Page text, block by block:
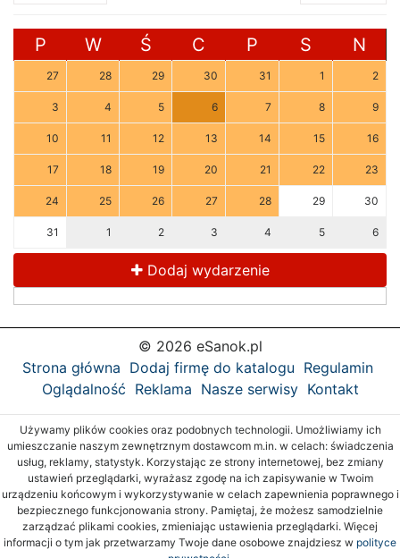
P W Ś C P S N
27 28 29 30 31 1 2
3 4 5 6 7 8 9
10 11 12 13 14 15 16
17 18 19 20 21 22 23
24 25 26 27 28 29 30
31 1 2 3 4 5 6
Dodaj wydarzenie
© 2026 eSanok.pl
Strona główna Dodaj firmę do katalogu Regulamin
Oglądalność Reklama Nasze serwisy Kontakt
Używamy plików cookies oraz podobnych technologii. Umożliwiamy ich
umieszczanie naszym zewnętrznym dostawcom m.in. w celach: świadczenia
usług, reklamy, statystyk. Korzystając ze strony internetowej, bez zmiany
ustawień przeglądarki, wyrażasz zgodę na ich zapisywanie w Twoim
urządzeniu końcowym i wykorzystywanie w celach zapewnienia poprawnego i
bezpiecznego funkcjonowania strony. Pamiętaj, że możesz samodzielnie
zarządzać plikami cookies, zmieniając ustawienia przeglądarki. Więcej
informacji o tym jak przetwarzamy Twoje dane osobowe znajdziesz w polityce